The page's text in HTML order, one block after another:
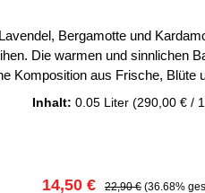
Bergamotte und
Die warmen und sinnlichen
Komposition aus Frische,
Lavendel,
20% Bei uns erhalten
Inhalt: 0.05 Liter (290,00 € /
Verkaufspreis:
14,50 € Regulärer Preis:
22,90 € (36.68%